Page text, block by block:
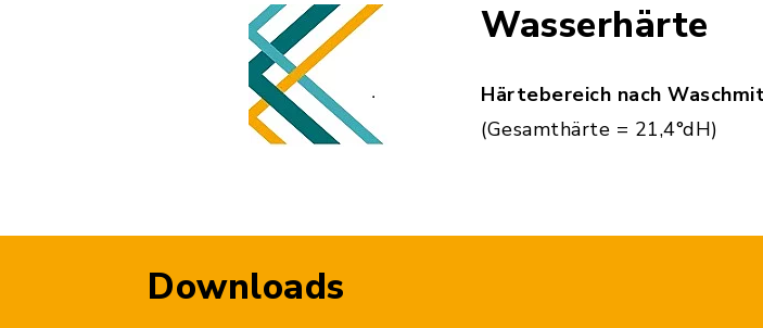
Wasserhärte
Härtebereich nach
(Gesamthärte = 21,4°dH)
Downloads